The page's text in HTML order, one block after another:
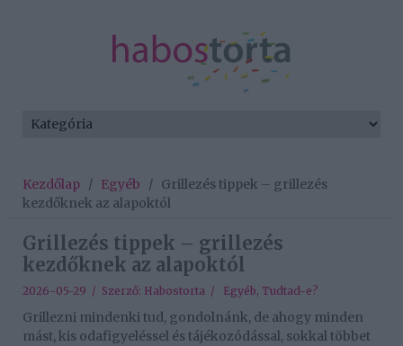
Kezdőlap / Egyéb / Grillezés tippek – grillezés
kezdőknek az alapoktól
Grillezés tippek – grillezés
kezdőknek az alapoktól
2026-05-29 / Szerző: Habostorta / Egyéb, Tudtad-e?
Grillezni mindenki tud, gondolnánk, de ahogy minden
mást, kis odafigyeléssel és tájékozódással, sokkal többet